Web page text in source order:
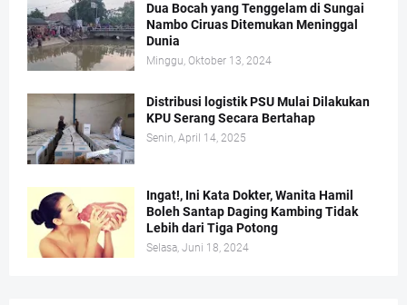
Dua Bocah yang Tenggelam di Sungai
Nambo Ciruas Ditemukan Meninggal
Dunia
Minggu, Oktober 13, 2024
Distribusi logistik PSU Mulai Dilakukan
KPU Serang Secara Bertahap
Senin, April 14, 2025
Ingat!, Ini Kata Dokter, Wanita Hamil
Boleh Santap Daging Kambing Tidak
Lebih dari Tiga Potong
Selasa, Juni 18, 2024